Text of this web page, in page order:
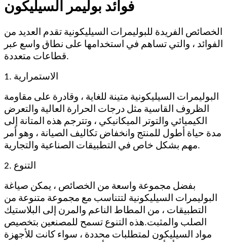
فوائد بوليمر السيليكون
الخصائص الفريدة للبوليمرات السيليكونية تقدم العديد من
الفوائد ، والتي تساهم في استخدامها على نطاق واسع عبر
قطاعات متعددة.
1. الاستمرارية
البوليمرات السيليكونية متينة للغاية ، وقادرة على مقاومة
الظروف القاسية مثل درجات الحرارة العالية والتعرض
الكيميائي والتوتر الميكانيكي ، وتترجم هذه المتانة إلى
مدة حياة أطول للمنتج وانخفاض تكاليف الصيانة ، وهو أمر
مهم بشكل خاص في التطبيقات الصناعية والتجارية.
2. التنوع
بفضل مجموعة واسعة من الخصائص ، يمكن صياغة
البوليمرات السيليكونية لتتناسب مع مجموعة متنوعة من
التطبيقات ، من المطاط الناعم والمرن إلى البلاستيك
الصلب والمثبت.هذه التنوع تسمح للمصنعين بتخصيص
مواد السيليكون لمتطلبات محددة ، سواء كانت للأجهزة